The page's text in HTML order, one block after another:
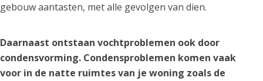
gebouw aantasten, met alle gevolgen van dien.
Daarnaast ontstaan vochtproblemen ook door
condensvorming. Condensproblemen komen vaak
voor in de natte ruimtes van je woning zoals de